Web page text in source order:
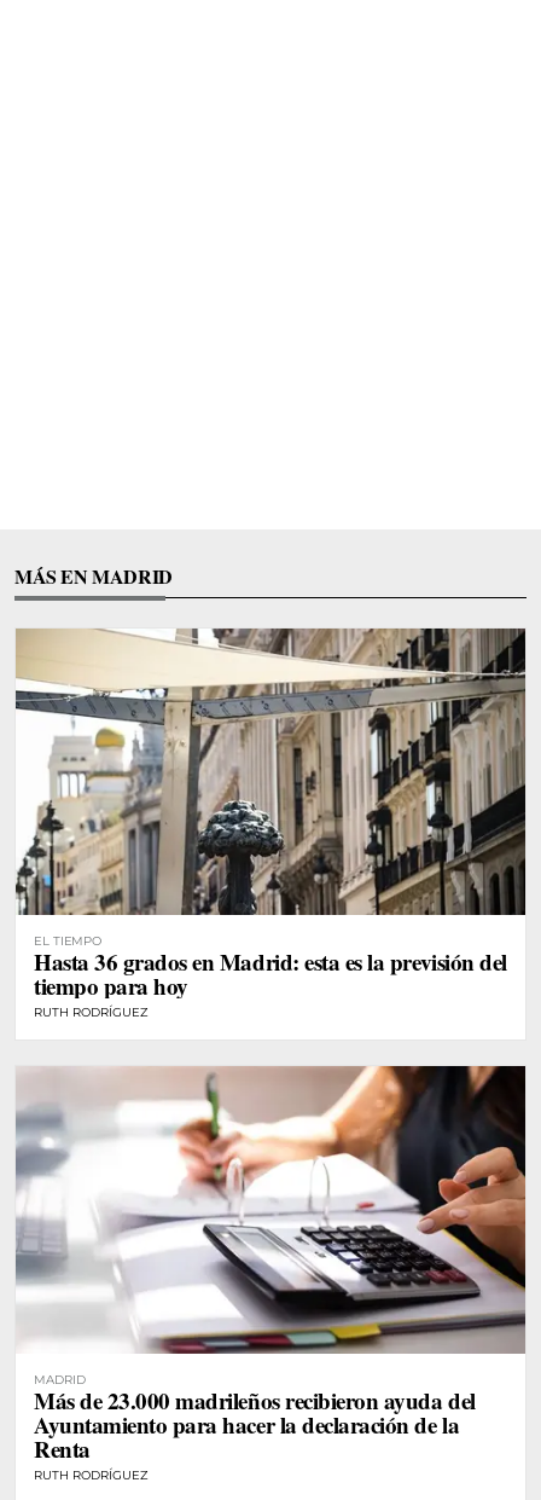
MÁS EN MADRID
EL TIEMPO
Hasta 36 grados en Madrid: esta es la previsión del
tiempo para hoy
RUTH RODRÍGUEZ
MADRID
Más de 23.000 madrileños recibieron ayuda del
Ayuntamiento para hacer la declaración de la
Renta
RUTH RODRÍGUEZ